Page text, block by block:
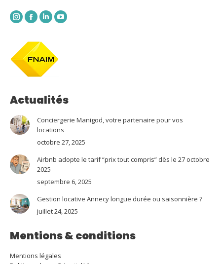
InstagramFacebook
LinkedInYouTube
Actualités
Conciergerie Manigod, votre partenaire pour vos
locations
octobre 27, 2025
Airbnb adopte le tarif “prix tout compris” dès le 27 octobre
2025
septembre 6, 2025
Gestion locative Annecy longue durée ou saisonnière ?
juillet 24, 2025
Mentions & conditions
Mentions légales